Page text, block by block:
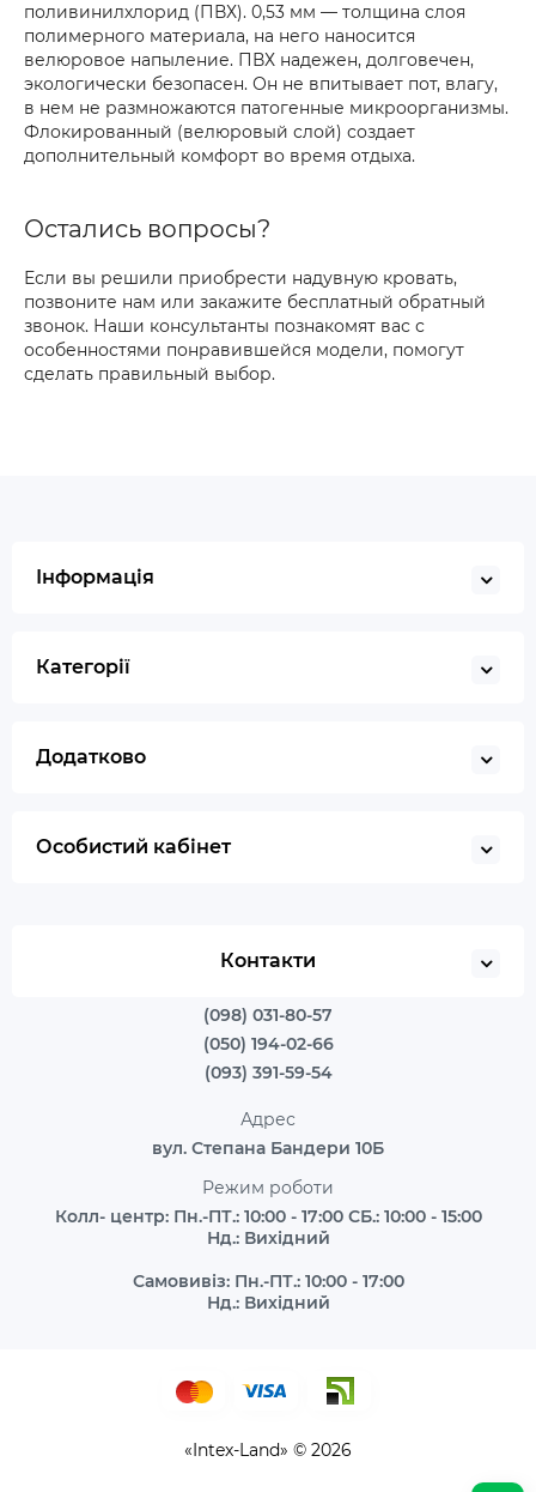
поливинилхлорид (ПВХ). 0,53 мм — толщина слоя
полимерного материала, на него наносится
велюровое напыление. ПВХ надежен, долговечен,
экологически безопасен. Он не впитывает пот, влагу,
в нем не размножаются патогенные микроорганизмы.
Флокированный (велюровый слой) создает
дополнительный комфорт во время отдыха.
Остались вопросы?
Если вы решили приобрести надувную кровать,
позвоните нам или закажите бесплатный обратный
звонок. Наши консультанты познакомят вас с
особенностями понравившейся модели, помогут
сделать правильный выбор.
Інформація
Категорії
Додатково
Особистий кабінет
Контакти
(098) 031-80-57
(050) 194-02-66
(093) 391-59-54
Адрес
вул. Степана Бандери 10Б
Режим роботи
Колл- центр: Пн.-ПТ.: 10:00 - 17:00 СБ.: 10:00 - 15:00
Нд.: Вихідний
Самовивіз: Пн.-ПТ.: 10:00 - 17:00
Нд.: Вихідний
«Intex-Land» © 2026